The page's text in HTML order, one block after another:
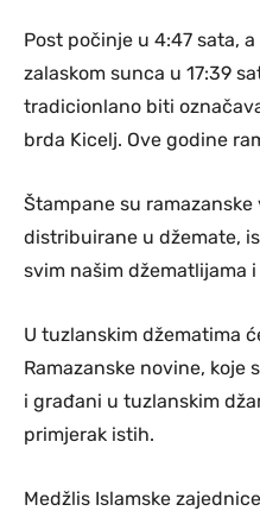
Post počinje u 4:47 sata,
zalaskom sunca u 17:39
tradicionlano biti
brda Kicelj. Ove godine
Štampane su
distribuirane u džemate,
svim našim džematlijama
U tuzlanskim džematima
Ramazanske novine, koje
i građani u tuzlanskim
primjerak istih.
Medžlis Islamske